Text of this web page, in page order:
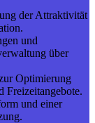
der Attraktivität
und
über
Optimierung
Freizeitangebote.
und einer